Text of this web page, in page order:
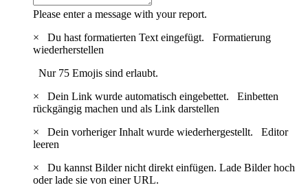
Please enter a message with your report.
×
Du hast formatierten Text eingefügt. Formatierung
wiederherstellen
Nur 75 Emojis sind erlaubt.
×
Dein Link wurde automatisch eingebettet. Einbetten
rückgängig machen und als Link darstellen
×
Dein vorheriger Inhalt wurde wiederhergestellt. Editor
leeren
×
Du kannst Bilder nicht direkt einfügen. Lade Bilder hoch
oder lade sie von einer URL.